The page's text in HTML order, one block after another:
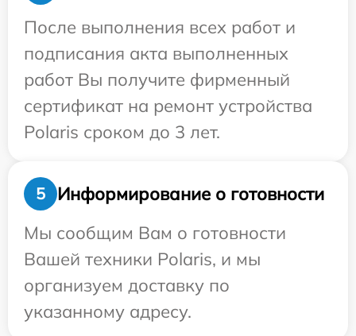
После выполнения всех работ и
подписания акта выполненных
работ Вы получите фирменный
сертификат на ремонт устройства
Polaris сроком до 3 лет.
5
Информирование о готовности
Мы сообщим Вам о готовности
Вашей техники Polaris, и мы
организуем доставку по
указанному адресу.